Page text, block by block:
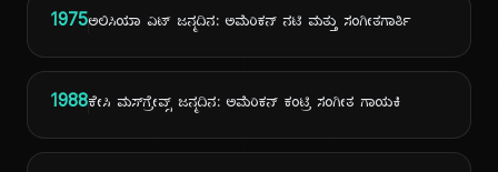
1975ಅಲಿಸಿಯಾ ವಿಟ್ ಜನ್ಮದಿನ: ಅಮೆರಿಕನ್ ನಟಿ ಮತ್ತು ಸಂಗೀತಗಾರ್ತಿ
1988ಕೇಸಿ ಮಸ್‌ಗ್ರೇವ್ಸ್ ಜನ್ಮದಿನ: ಅಮೆರಿಕನ್ ಕಂಟ್ರಿ ಸಂಗೀತ ಗಾಯಕಿ